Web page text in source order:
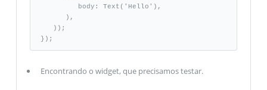
});
Encontrando o widget, que precisamos testar.